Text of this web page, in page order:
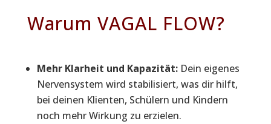
Warum VAGAL FLOW?
Mehr Klarheit und Kapazität:Dein eigenes
Nervensystem wird stabilisiert, was dir hilft,
bei deinen Klienten, Schülern und Kindern
noch mehr Wirkung zu erzielen.